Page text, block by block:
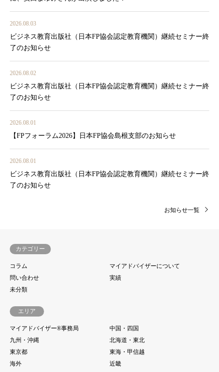
2026.08.03
ビジネス教育出版社（日本FP協会認定教育機関）継続セミナー終
了のお知らせ
2026.08.02
ビジネス教育出版社（日本FP協会認定教育機関）継続セミナー終
了のお知らせ
2026.08.01
【FPフォーラム2026】日本FP協会島根支部のお知らせ
2026.08.01
ビジネス教育出版社（日本FP協会認定教育機関）継続セミナー終
了のお知らせ
お知らせ一覧
カテゴリー
コラム
マイアドバイザーについて
問い合わせ
実績
未分類
エリア
マイアドバイザー®事務局
中国・四国
九州・沖縄
北海道・東北
東京都
東海・甲信越
海外
近畿